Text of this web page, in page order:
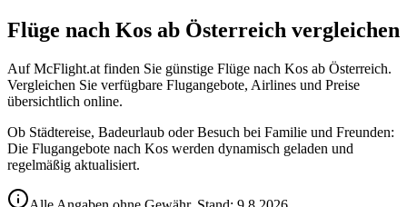
Flüge nach Kos ab Österreich vergleichen
Auf McFlight.at finden Sie günstige Flüge nach Kos ab Österreich.
Vergleichen Sie verfügbare Flugangebote, Airlines und Preise
übersichtlich online.
Ob Städtereise, Badeurlaub oder Besuch bei Familie und Freunden:
Die Flugangebote nach Kos werden dynamisch geladen und
regelmäßig aktualisiert.